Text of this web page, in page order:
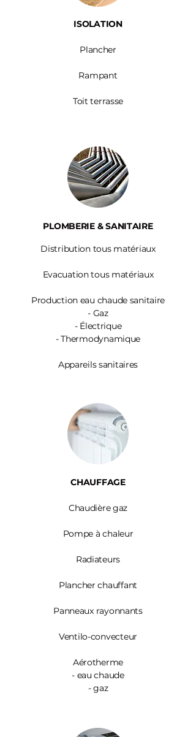
ISOLATION
Plancher
Rampant
Toit terrasse
PLOMBERIE & SANITAIRE
Distribution tous matériaux
Evacuation tous matériaux
Production eau chaude sanitaire
- Gaz
- Électrique
- Thermodynamique
Appareils sanitaires
CHAUFFAGE
Chaudière gaz
Pompe à chaleur
Radiateurs
Plancher chauffant
Panneaux rayonnants
Ventilo-convecteur
Aérotherme
- eau chaude
- gaz